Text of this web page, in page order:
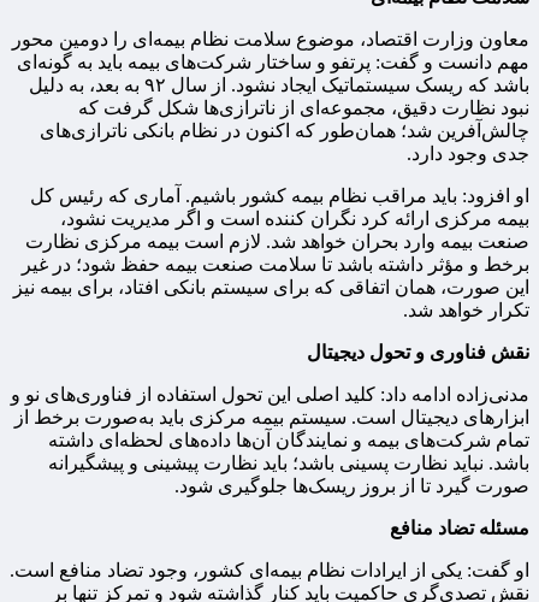
معاون وزارت اقتصاد، موضوع سلامت نظام بیمه‌ای را دومین محور
مهم دانست و گفت: پرتفو و ساختار شرکت‌های بیمه باید به‌ گونه‌ای
باشد که ریسک سیستماتیک ایجاد نشود. از سال ۹۲ به بعد، به‌ دلیل
نبود نظارت دقیق، مجموعه‌ای از ناترازی‌ها شکل گرفت که
چالش‌آفرین شد؛ همان‌طور که اکنون در نظام بانکی ناترازی‌های
جدی وجود دارد.
او افزود: باید مراقب نظام بیمه کشور باشیم. آماری که رئیس‌ کل
بیمه مرکزی ارائه کرد نگران‌ کننده است و اگر مدیریت نشود،
صنعت بیمه وارد بحران خواهد شد. لازم است بیمه مرکزی نظارت
برخط و مؤثر داشته باشد تا سلامت صنعت بیمه حفظ شود؛ در غیر
این صورت، همان اتفاقی که برای سیستم بانکی افتاد، برای بیمه نیز
تکرار خواهد شد.
نقش فناوری و تحول دیجیتال
مدنی‌زاده ادامه داد: کلید اصلی این تحول استفاده از فناوری‌های نو و
ابزارهای دیجیتال است. سیستم بیمه مرکزی باید به‌صورت برخط از
تمام شرکت‌های بیمه و نمایندگان آن‌ها داده‌های لحظه‌ای داشته
باشد. نباید نظارت پسینی باشد؛ باید نظارت پیشینی و پیشگیرانه
صورت گیرد تا از بروز ریسک‌ها جلوگیری شود.
مسئله تضاد منافع
او گفت: یکی از ایرادات نظام بیمه‌ای کشور، وجود تضاد منافع است.
نقش تصدی‌گری حاکمیت باید کنار گذاشته شود و تمرکز تنها بر